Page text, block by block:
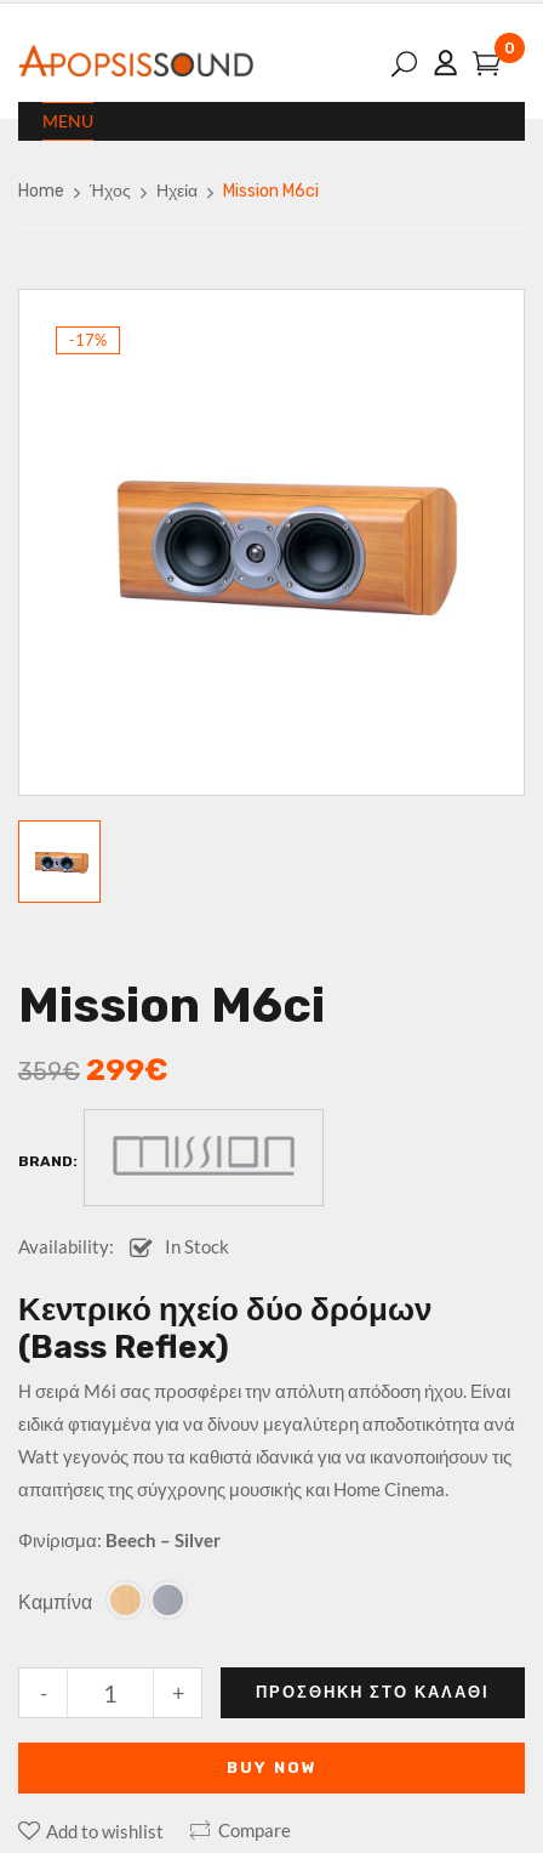
0
MENU
Home Ήχος Ηχεία Mission M6ci
-17%
Mission M6ci
359€ 299€
BRAND:
Availability: In Stock
Κεντρικό ηχείο δύο δρόμων
(Bass Reflex)
Η σειρά M6i σας προσφέρει την απόλυτη απόδοση ήχου. Είναι
ειδικά φτιαγμένα για να δίνουν μεγαλύτερη αποδοτικότητα ανά
Watt γεγονός που τα καθιστά ιδανικά για να ικανοποιήσουν τις
απαιτήσεις της σύγχρονης μουσικής και Home Cinema.
Φινίρισμα: Beech – Silver
Καμπίνα
+
- ΠΡΟΣΘΉΚΗ ΣΤΟ ΚΑΛΆΘΙ
BUY NOW
Add to wishlist Compare